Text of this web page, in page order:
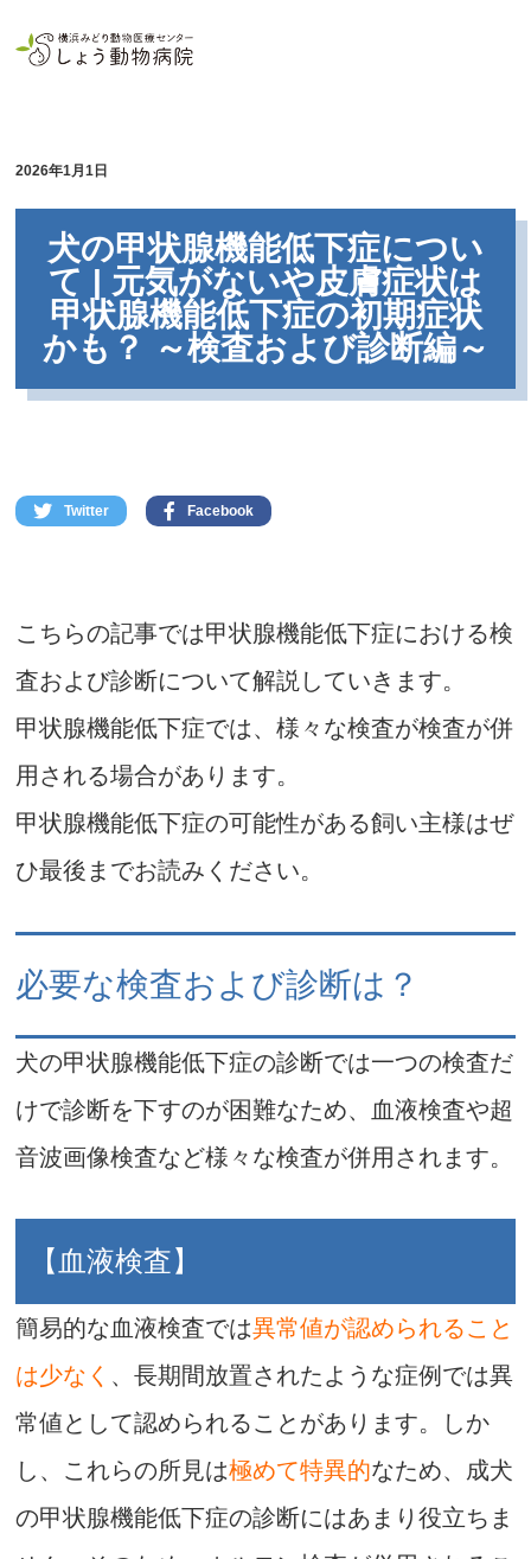
2026年1月1日
犬の甲状腺機能低下症につい
て | 元気がないや皮膚症状は
甲状腺機能低下症の初期症状
かも？ ～検査および診断編～
Twitter Facebook
こちらの記事では甲状腺機能低下症における検
査および診断について解説していきます。
甲状腺機能低下症では、様々な検査が検査が併
用される場合があります。
甲状腺機能低下症の可能性がある飼い主様はぜ
ひ最後までお読みください。
必要な検査および診断は？
犬の甲状腺機能低下症の診断では一つの検査だ
けで診断を下すのが困難なため、血液検査や超
音波画像検査など様々な検査が併用されます。
【血液検査】
簡易的な血液検査では異常値が認められること
は少なく 、長期間放置されたような症例では異
常値として認められることがあります。しか
し、これらの所見は極めて特異的なため、成犬
の甲状腺機能低下症の診断にはあまり役立ちま